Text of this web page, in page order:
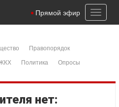
Toggle
Прямой эфир
Правопорядок
Политика
Опросы
нет: